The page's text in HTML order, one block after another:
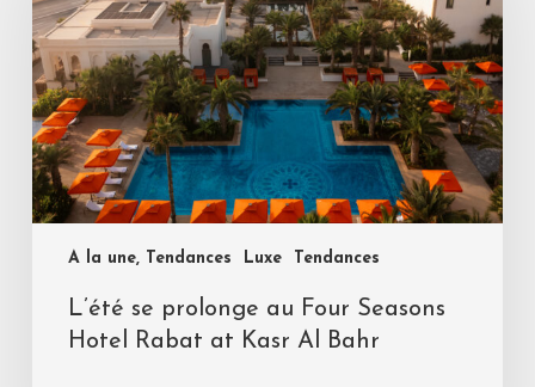
A la une, Tendances Luxe Tendances
L’été se prolonge au Four Seasons
Hotel Rabat at Kasr Al Bahr